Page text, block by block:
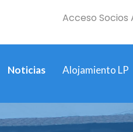
Acceso Socios
Noticias Alojamiento LP